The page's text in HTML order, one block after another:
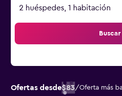
2 huéspedes, 1 habitación
Buscar
Ofertas desde$83/Oferta más